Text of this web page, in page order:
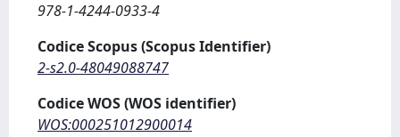
978-1-4244-0933-4
Codice Scopus (Scopus Identifier)
2-s2.0-48049088747
Codice WOS (WOS identifier)
WOS:000251012900014